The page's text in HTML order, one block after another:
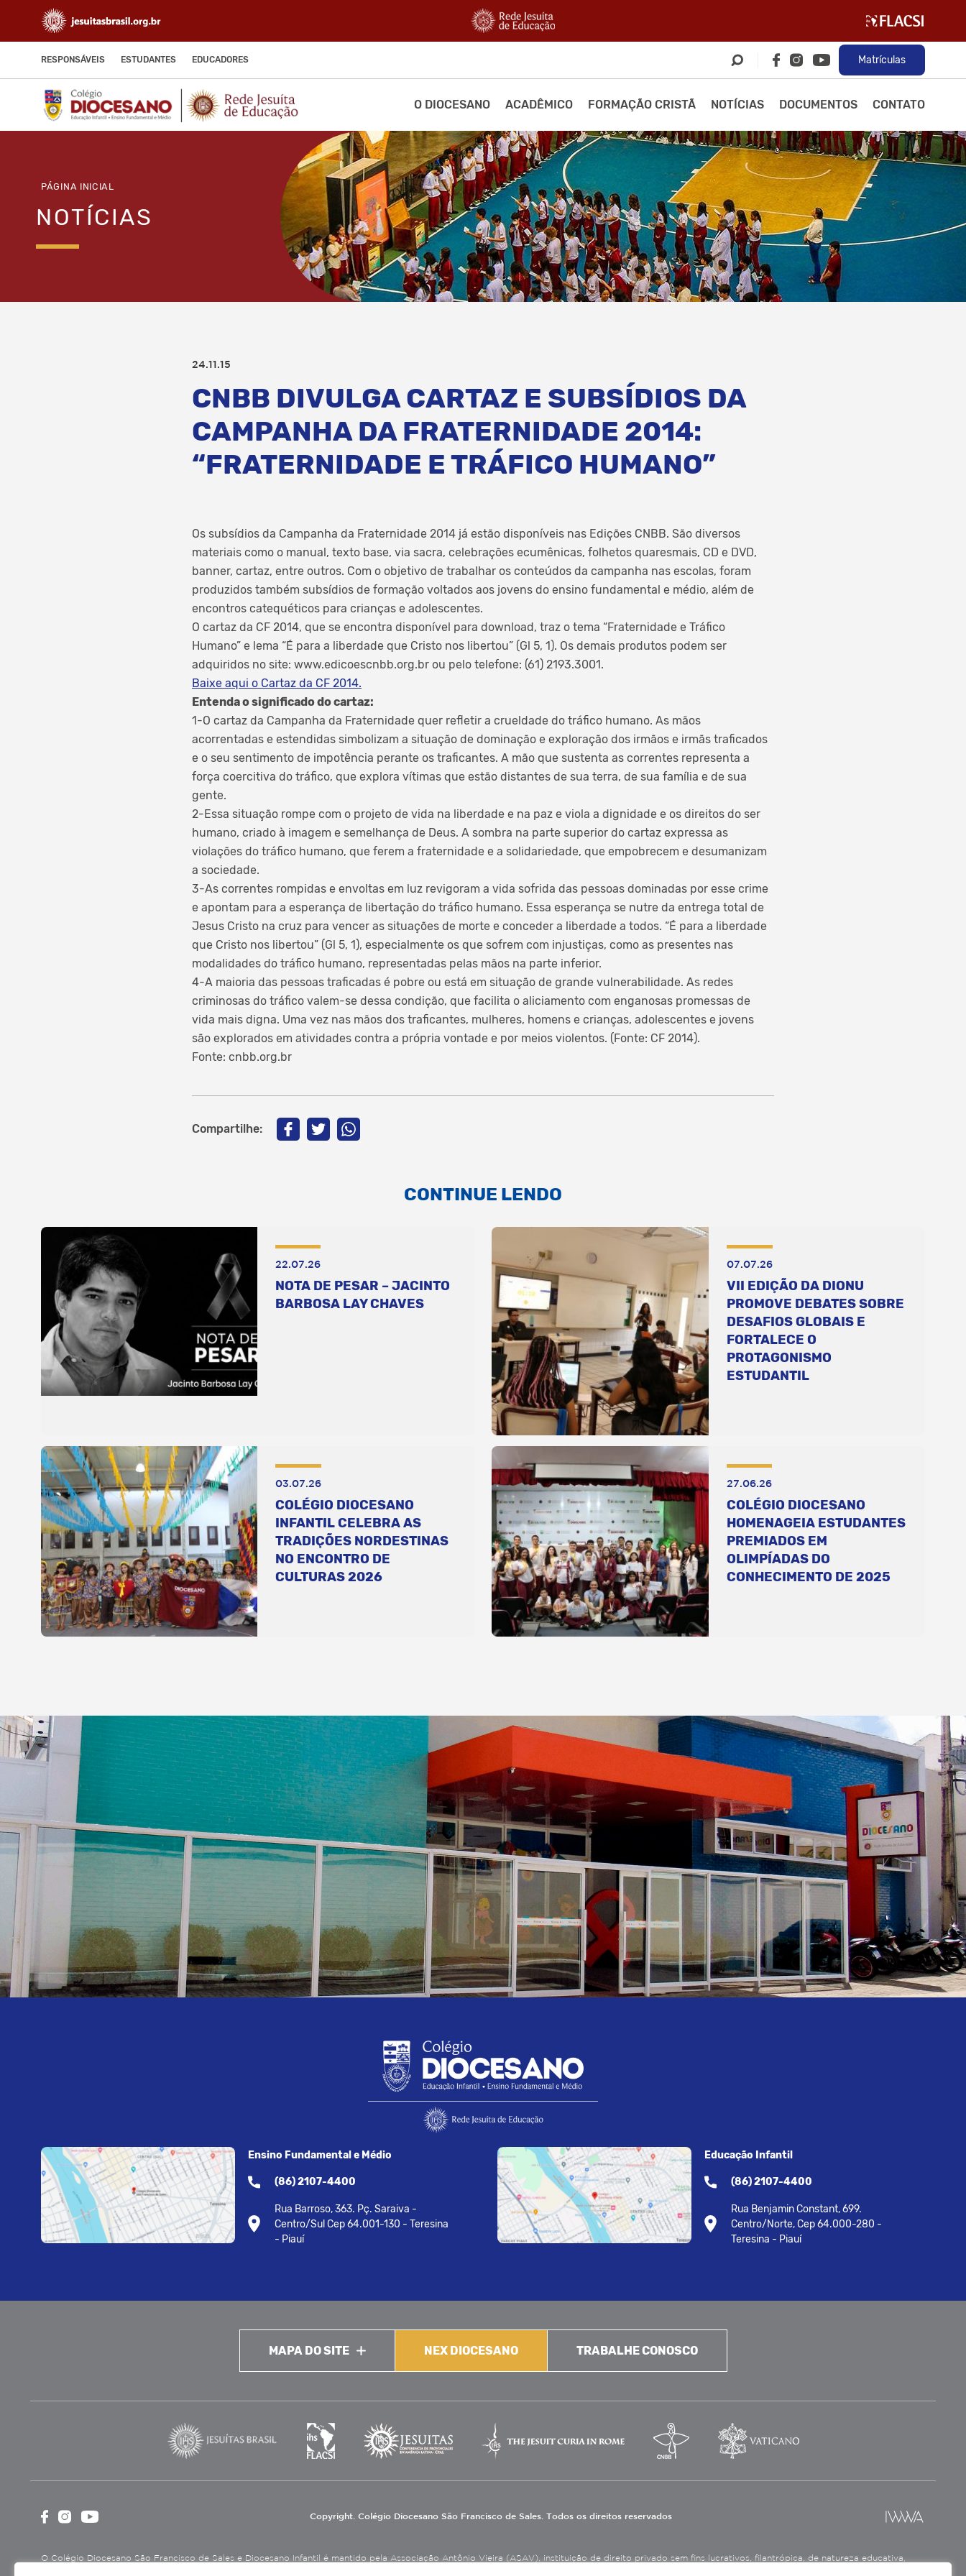
RESPONSÁVEIS ESTUDANTES EDUCADORES Matrículas
O DIOCESANO ACADÊMICO FORMAÇÃO CRISTÃ NOTÍCIAS DOCUMENTOS CONTATO
PÁGINA INICIAL
NOTÍCIAS
24.11.15
CNBB DIVULGA CARTAZ E SUBSÍDIOS DA
CAMPANHA DA FRATERNIDADE 2014:
“FRATERNIDADE E TRÁFICO HUMANO”
Os subsídios da Campanha da Fraternidade 2014 já estão disponíveis nas Edições CNBB. São diversos
materiais como o manual, texto base, via sacra, celebrações ecumênicas, folhetos quaresmais, CD e DVD,
banner, cartaz, entre outros. Com o objetivo de trabalhar os conteúdos da campanha nas escolas, foram
produzidos também subsídios de formação voltados aos jovens do ensino fundamental e médio, além de
encontros catequéticos para crianças e adolescentes.
O cartaz da CF 2014, que se encontra disponível para download, traz o tema “Fraternidade e Tráfico
Humano” e lema “É para a liberdade que Cristo nos libertou” (Gl 5, 1). Os demais produtos podem ser
adquiridos no site: www.edicoescnbb.org.br ou pelo telefone: (61) 2193.3001.
Baixe aqui o Cartaz da CF 2014.
Entenda o significado do cartaz:
1-O cartaz da Campanha da Fraternidade quer refletir a crueldade do tráfico humano. As mãos
acorrentadas e estendidas simbolizam a situação de dominação e exploração dos irmãos e irmãs traficados
e o seu sentimento de impotência perante os traficantes. A mão que sustenta as correntes representa a
força coercitiva do tráfico, que explora vítimas que estão distantes de sua terra, de sua família e de sua
gente.
2-Essa situação rompe com o projeto de vida na liberdade e na paz e viola a dignidade e os direitos do ser
humano, criado à imagem e semelhança de Deus. A sombra na parte superior do cartaz expressa as
violações do tráfico humano, que ferem a fraternidade e a solidariedade, que empobrecem e desumanizam
a sociedade.
3-As correntes rompidas e envoltas em luz revigoram a vida sofrida das pessoas dominadas por esse crime
e apontam para a esperança de libertação do tráfico humano. Essa esperança se nutre da entrega total de
Jesus Cristo na cruz para vencer as situações de morte e conceder a liberdade a todos. “É para a liberdade
que Cristo nos libertou” (Gl 5, 1), especialmente os que sofrem com injustiças, como as presentes nas
modalidades do tráfico humano, representadas pelas mãos na parte inferior.
4-A maioria das pessoas traficadas é pobre ou está em situação de grande vulnerabilidade. As redes
criminosas do tráfico valem-se dessa condição, que facilita o aliciamento com enganosas promessas de
vida mais digna. Uma vez nas mãos dos traficantes, mulheres, homens e crianças, adolescentes e jovens
são explorados em atividades contra a própria vontade e por meios violentos. (Fonte: CF 2014).
Fonte: cnbb.org.br
Compartilhe:
CONTINUE LENDO
22.07.26
NOTA DE PESAR – JACINTO
BARBOSA LAY CHAVES
07.07.26
VII EDIÇÃO DA DIONU
PROMOVE DEBATES SOBRE
DESAFIOS GLOBAIS E
FORTALECE O
PROTAGONISMO
ESTUDANTIL
03.07.26
COLÉGIO DIOCESANO
INFANTIL CELEBRA AS
TRADIÇÕES NORDESTINAS
NO ENCONTRO DE
CULTURAS 2026
27.06.26
COLÉGIO DIOCESANO
HOMENAGEIA ESTUDANTES
PREMIADOS EM
OLIMPÍADAS DO
CONHECIMENTO DE 2025
Ensino Fundamental e Médio
(86) 2107-4400
Rua Barroso, 363. Pç. Saraiva -
Centro/Sul Cep 64.001-130 - Teresina
- Piauí
Educação Infantil
(86) 2107-4400
Rua Benjamin Constant, 699.
Centro/Norte, Cep 64.000-280 -
Teresina - Piauí
MAPA DO SITE NEX DIOCESANO TRABALHE CONOSCO
Copyright. Colégio Diocesano São Francisco de Sales. Todos os direitos reservados
O Colégio Diocesano São Francisco de Sales e Diocesano Infantil é mantido pela Associação Antônio Vieira (ASAV), instituição de direito privado sem fins lucrativos, filantrópica, de natureza educativa,